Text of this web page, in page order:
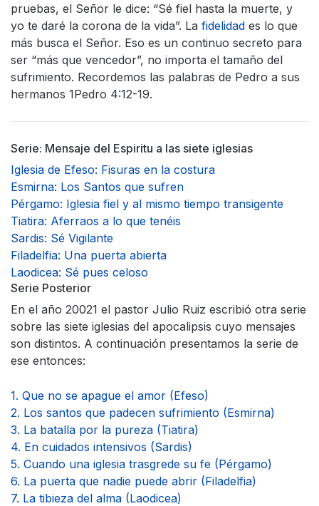
pruebas, el Señor le dice: “Sé fiel hasta la muerte, y
yo te daré la corona de la vida”. La fidelidad es lo que
más busca el Señor. Eso es un continuo secreto para
ser “más que vencedor”, no importa el tamaño del
sufrimiento. Recordemos las palabras de Pedro a sus
hermanos 1Pedro 4:12-19.
Serie: Mensaje del Espiritu a las siete iglesias
Iglesia de Efeso: Fisuras en la costura
Esmirna: Los Santos que sufren
Pérgamo: Iglesia fiel y al mismo tiempo transigente
Tiatira: Aferraos a lo que tenéis
Sardis: Sé Vigilante
Filadelfia: Una puerta abierta
Laodicea: Sé pues celoso
Serie Posterior
En el año 20021 el pastor Julio Ruiz escribió otra serie
sobre las siete iglesias del apocalipsis cuyo mensajes
son distintos. A continuación presentamos la serie de
ese entonces:
1. Que no se apague el amor (Efeso)
2. Los santos que padecen sufrimiento (Esmirna)
3. La batalla por la pureza (Tiatira)
4. En cuidados intensivos (Sardis)
5. Cuando una iglesia trasgrede su fe (Pérgamo)
6. La puerta que nadie puede abrir (Filadelfia)
7. La tibieza del alma (Laodicea)